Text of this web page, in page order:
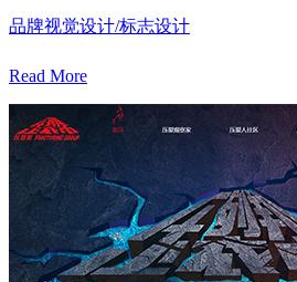
品牌视觉设计/标志设计
Read More